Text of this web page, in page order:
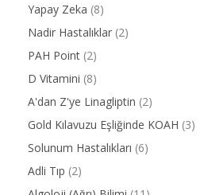
Yapay Zeka (8)
Nadir Hastalıklar (2)
PAH Point (2)
D Vitamini (8)
A'dan Z'ye Linagliptin (2)
Gold Kılavuzu Eşliğinde KOAH (3)
Solunum Hastalıkları (6)
Adli Tıp (2)